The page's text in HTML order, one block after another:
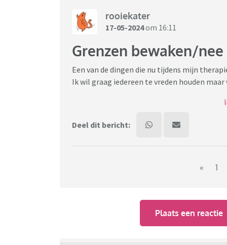
rooiekater
17-05-2024om 16:11
Grenzen bewaken/
Een van de dingen die nu tijdens mijn
Ik wil graag iedereen te vreden houden
Kunnen jullie dat? Hoe doen jullie dat?
Deel dit bericht:
« 1
Plaats een reactie